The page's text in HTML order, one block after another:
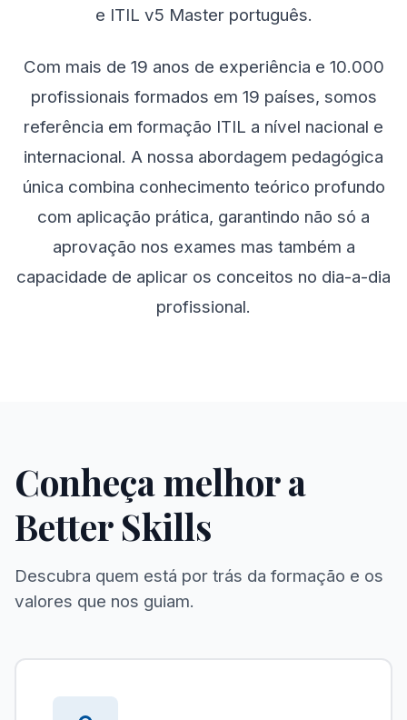
e ITIL v5 Master português.
Com mais de 19 anos de experiência e 10.000
profissionais formados em 19 países, somos
referência em formação ITIL a nível nacional e
internacional. A nossa abordagem pedagógica
única combina conhecimento teórico profundo
com aplicação prática, garantindo não só a
aprovação nos exames mas também a
capacidade de aplicar os conceitos no dia-a-dia
profissional.
Conheça melhor a
Better Skills
Descubra quem está por trás da formação e os
valores que nos guiam.